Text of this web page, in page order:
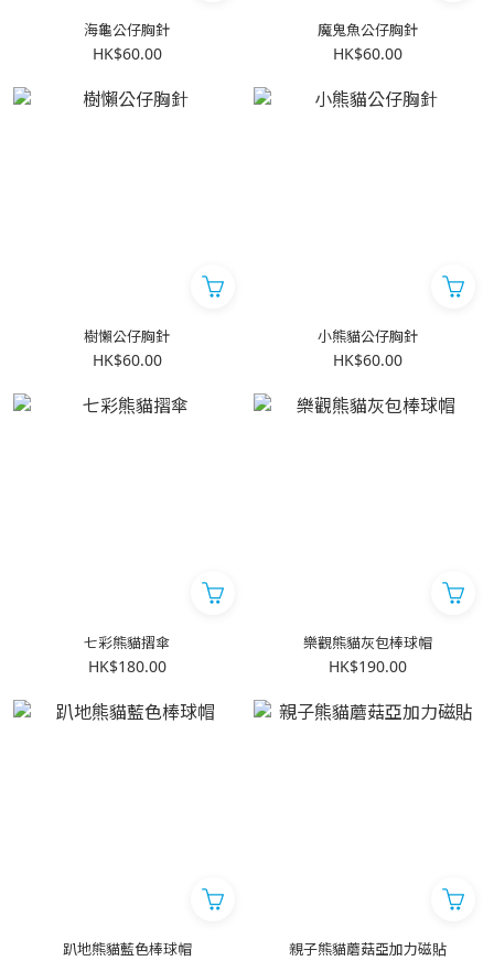
海龜公仔胸針
HK$60.00
魔鬼魚公仔胸針
HK$60.00
樹懶公仔胸針
HK$60.00
小熊貓公仔胸針
HK$60.00
七彩熊貓摺傘
HK$180.00
樂觀熊貓灰包棒球帽
HK$190.00
趴地熊貓藍色棒球帽 親子熊貓蘑菇亞加力磁貼